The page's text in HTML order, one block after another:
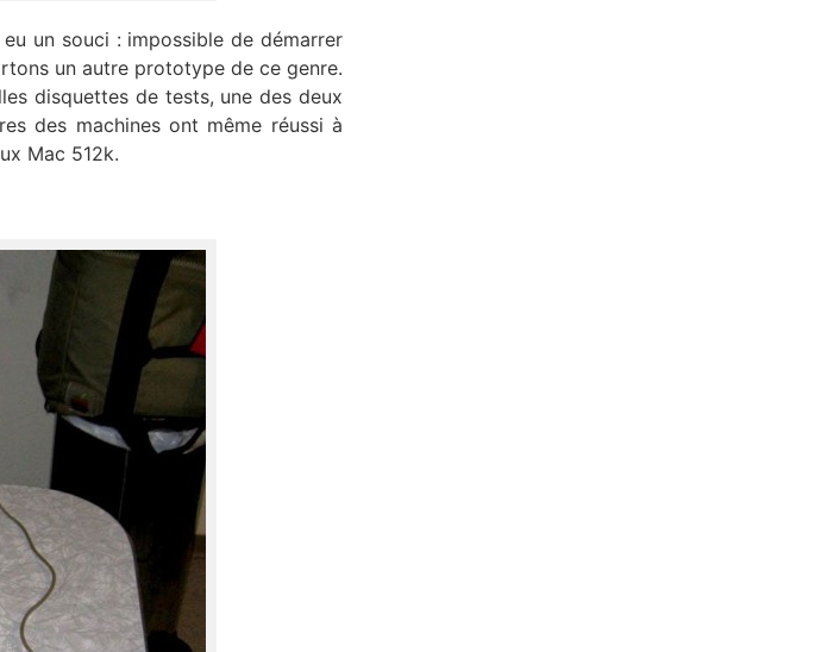
un souci : impossible de démarrer
un autre prototype de ce genre.
disquettes de tests, une des deux
des machines ont même réussi à
Mac 512k.